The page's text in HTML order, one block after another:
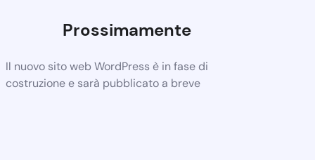
Prossimamente
Il nuovo sito web WordPress è in fase di
costruzione e sarà pubblicato a breve